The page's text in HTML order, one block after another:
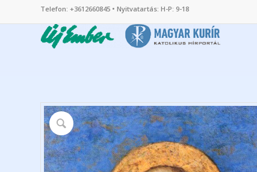
Telefon: +3612660845 • Nyitvatartás: H-P: 9-18